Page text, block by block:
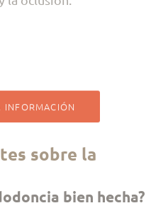
INFORMACIÓN
sobre la
bien hecha?